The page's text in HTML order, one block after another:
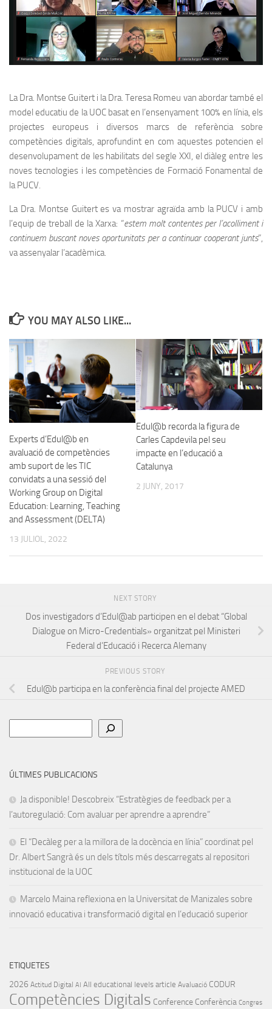
La Dra. Montse Guitert i la Dra. Teresa Romeu van abordar també el
model educatiu de la UOC basat en l’ensenyament 100% en línia, els
projectes europeus i diversos marcs de referència sobre
competències digitals, aprofundint en com aquestes potencien el
desenvolupament de les habilitats del segle XXI, el diàleg entre les
noves tecnologies i les competències de Formació Fonamental de
la PUCV.
La Dra. Montse Guitert es va mostrar agraïda amb la PUCV i amb
l’equip de treball de la Xarxa: “estem molt contentes per l’acolliment i
continuem buscant noves oportunitats per a continuar cooperant junts”,
va assenyalar l’acadèmica.
YOU MAY ALSO LIKE...
Experts d’Edul@b en
avaluació de competències
amb suport de les TIC
convidats a una sessió del
Working Group on Digital
Education: Learning, Teaching
and Assessment (DELTA)
13 JULIOL, 2022
Edul@b recorda la figura de
Carles Capdevila pel seu
impacte en l’educació a
Catalunya
2 JUNY, 2017
NEXT STORY
Dos investigadors d’Edul@ab participen en el debat “Global
Dialogue on Micro-Credentials» organitzat pel Ministeri
Federal d’Educació i Recerca Alemany
PREVIOUS STORY
Edul@b participa en la conferència final del projecte AMED
ÚLTIMES PUBLICACIONS
Ja disponible! Descobreix “Estratègies de feedback per a
l’autoregulació: Com avaluar per aprendre a aprendre”
El “Decàleg per a la millora de la docència en línia” coordinat pel
Dr. Albert Sangrà és un dels títols més descarregats al repositori
institucional de la UOC
Marcelo Maina reflexiona en la Universitat de Manizales sobre
innovació educativa i transformació digital en l’educació superior
ETIQUETES
2026 Actitud Digital AI All educational levels article Avaluació CODUR
Competències Digitals Conference Conferència Congres